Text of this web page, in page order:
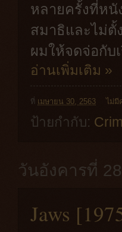
หลายครั้งที่หนั
สมาธิและไม่ตั้
ผมให้จดจ่อกับ
อ่านเพิ่มเติม »
ที่ เมษายน 30, 2563 ไม่มี
ป้ายกำกับ:
วันอังคารที่
Jaws